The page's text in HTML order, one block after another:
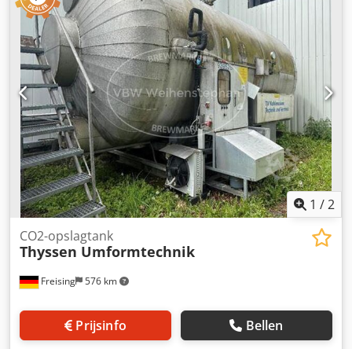
Basiskonstructie: cilindervormige tank met een
koepelvormig bovenstuk Dedpfx Aezi An Hocdeck
Voorzieningen: isolatie; bekleding; hijsoog;
reinigingsleiding.
1 /2
Freising 576 km
CO2-opslagtank
Thyssen Umformtechnik
Prijsinfo Bellen